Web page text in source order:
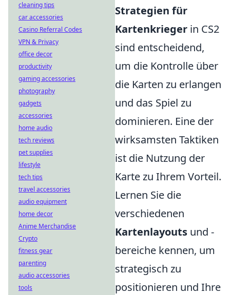
Strategien für
Kartenkrieger in CS2
sind entscheidend,
um die Kontrolle über
die Karten zu erlangen
und das Spiel zu
dominieren. Eine der
wirksamsten Taktiken
ist die Nutzung der
Karte zu Ihrem Vorteil.
Lernen Sie die
verschiedenen
Kartenlayouts und -
bereiche kennen, um
strategisch zu
positionieren und Ihre
cleaning tips
car accessories
Casino Referral Codes
VPN & Privacy
office decor
productivity
gaming accessories
photography
gadgets
accessories
home audio
tech reviews
pet supplies
lifestyle
tech tips
travel accessories
audio equipment
home decor
Anime Merchandise
Crypto
fitness gear
parenting
audio accessories
tools